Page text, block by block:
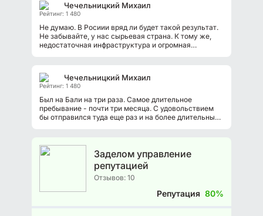
Чечельницкий Михаил
Рейтинг: 1 480
Не думаю. В Росиии вряд ли будет такой результат.
Не забывайте, у нас сырьевая страна. К тому же,
недостаточная инфраструктура и огромная
Чечельницкий Михаил
Рейтинг: 1 480
Был на Бали на три раза. Самое длительное
пребывание - почти три месяца. С удовольствием
бы отправился туда еще раз и на более длительный
Заделом управление
репутацией
Отзывов: 10
Репутация 80%